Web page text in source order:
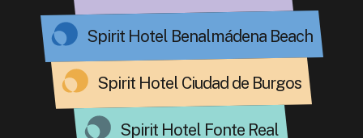
Spirit Hotel Benalmádena Beach
Spirit Hotel Ciudad de Burgos
Spirit Hotel Fonte Real